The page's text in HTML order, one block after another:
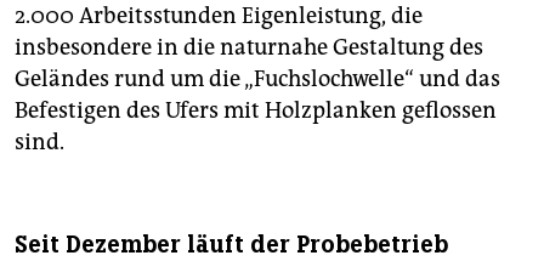
2.000 Arbeitsstunden Eigenleistung, die
insbesondere in die naturnahe Gestaltung des
Geländes rund um die „Fuchslochwelle“ und das
Befestigen des Ufers mit Holzplanken geflossen
sind.
Seit Dezember läuft der Probebetrieb